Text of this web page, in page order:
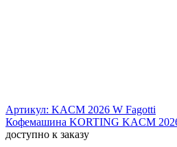
Артикул: KACM 2026 W Fagotti
Кофемашина KORTING KACM
доступно к заказу